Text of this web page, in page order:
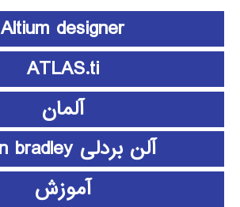
Altium designer
ATLAS.ti
آلمان
آلن بردلی Allen bradley
آموزش